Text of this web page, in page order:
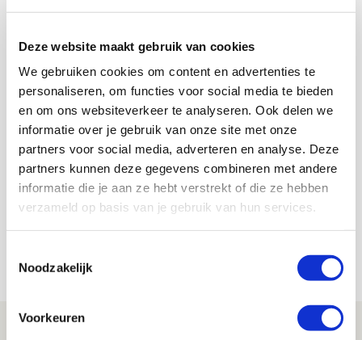
Deze website maakt gebruik van cookies
We gebruiken cookies om content en advertenties te
personaliseren, om functies voor social media te bieden
en om ons websiteverkeer te analyseren. Ook delen we
informatie over je gebruik van onze site met onze
partners voor social media, adverteren en analyse. Deze
partners kunnen deze gegevens combineren met andere
informatie die je aan ze hebt verstrekt of die ze hebben
verzameld op basis van je gebruik van hun services.
Noodzakelijk
Voorkeuren
Enige juiste antwoord op deze vraag is
natuurlijk Andre Onana.
— Jurian Ubachs (@tweakjur) March 17, 2020
Floris Roos
Bekijk alle berichten van Floris Roos
Net binnen //
Volop enthousiasme in fotoverslag van